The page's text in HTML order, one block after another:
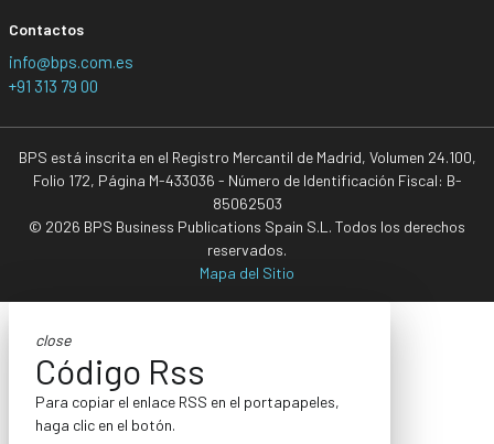
Contactos
info@bps.com.es
+91 313 79 00
BPS está inscrita en el Registro Mercantil de Madrid, Volumen 24.100,
Folio 172, Página M-433036 - Número de Identificación Fiscal: B-
85062503
© 2026 BPS Business Publications Spain S.L. Todos los derechos
reservados.
Mapa del Sitio
close
Código Rss
Para copiar el enlace RSS en el portapapeles,
haga clic en el botón.